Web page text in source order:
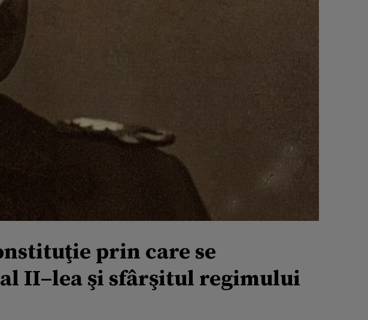
prin care se
II–lea şi sfârşitul regimului